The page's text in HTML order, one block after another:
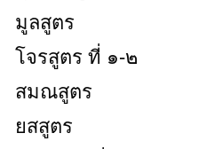
มูลสูตร
โจรสูตร ที่ ๑-๒
สมณสูตร
ยสสูตร